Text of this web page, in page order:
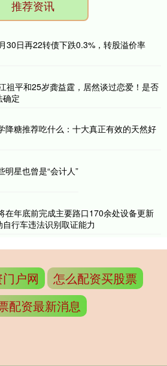
推荐资讯
30日再22转债下跌0.3%，转股溢价率
祖平和25岁龚益霆，居然谈过恋爱！是否
确定
降糖推荐吃什么：十大真正有效的天然好
明星也曾是“会计人”
在年底前完成主要路口170余处设备更新
行车违法识别取证能力
户网
怎么配资买股票
配资最新消息